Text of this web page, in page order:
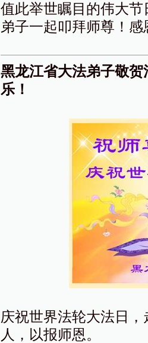
值此举世瞩目的伟大
弟子一起叩拜师尊！
黑龙江省大法弟子敬
乐！
庆祝世界法轮大法日
人，以报师恩。